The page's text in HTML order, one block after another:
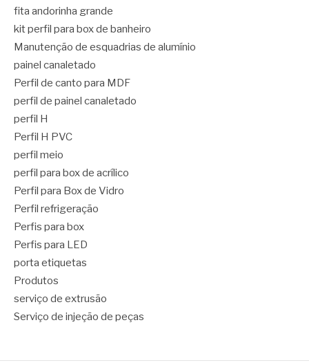
fita andorinha grande
kit perfil para box de banheiro
Manutenção de esquadrias de alumínio
painel canaletado
Perfil de canto para MDF
perfil de painel canaletado
perfil H
Perfil H PVC
perfil meio
perfil para box de acrílico
Perfil para Box de Vidro
Perfil refrigeração
Perfis para box
Perfis para LED
porta etiquetas
Produtos
serviço de extrusão
Serviço de injeção de peças